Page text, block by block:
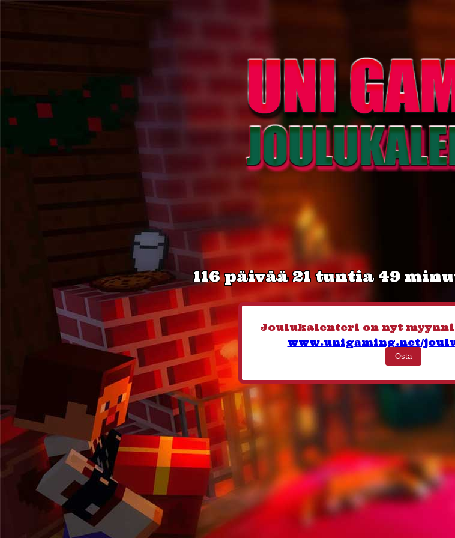
116 päivää 21 tuntia 49
Joulukalenteri on nyt
www.unigaming.net/​
Osta